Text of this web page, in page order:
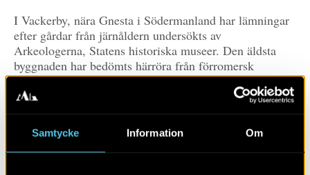
Samtycke Information Om
I Vackerby, nära Gnesta i Södermanland har lämningar
efter gårdar från järnåldern undersökts av
Arkeologerna, Statens historiska museer. Den äldsta
byggnaden har bedömts härröra från förromersk
järnålder (ca 500–Kr. födelse), medan den yngsta
byggnaden har daterats till sen vikingatid–tidig medeltid
(ca 1000–1200 e.Kr.). Gårdarnas lägen har varierat över
tid, då de inom vissa intervall har flyttat inom området.
Fem kronologiska faser av gårdsbebyggelse har kunnat
urskiljas. Under vikingatiden syns spår av en